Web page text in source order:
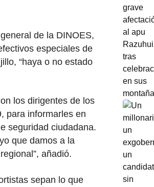
de la DINOES,
especiales de
“haya o no estado
los dirigentes de los
para informarles en
seguridad ciudadana.
que damos a la
añadió.
sepan lo que